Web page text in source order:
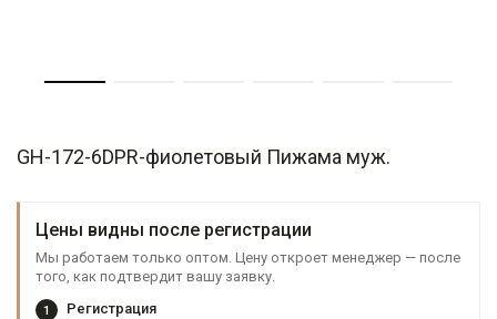
GH-172-6DPR-фиолетовый Пижама муж.
Цены видны после регистрации
Мы работаем только оптом. Цену откроет менеджер — после
того, как подтвердит вашу заявку.
1 Регистрация